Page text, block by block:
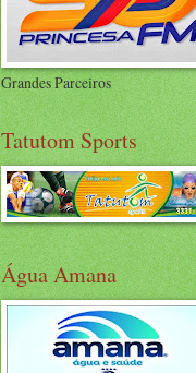
Grandes Parceiros
Tatutom Sports
Água Amana